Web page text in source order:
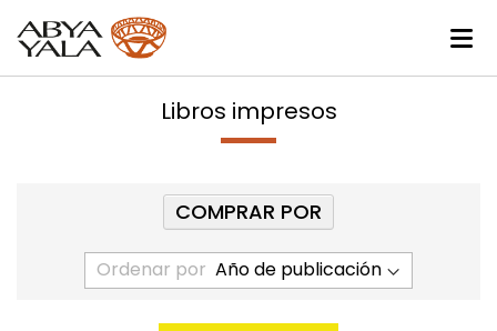
Libros impresos
Ordenar por
COMPRAR POR